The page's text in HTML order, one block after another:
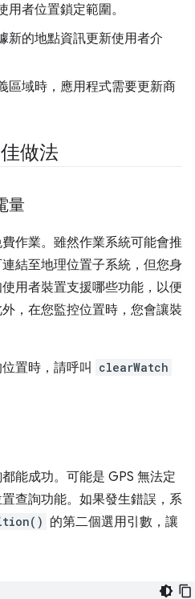
者位置鎖定範圍。
新的地點資訊更新使用者介
區域時，應用程式需要更新商
做法
量
作業。雖然作業系統可能會推
結至地理位置子系統，但您身
用者裝置支援哪些功能，以便
，在您監控位置時，您會讓裝
置時，請呼叫 clearWatch
能成功。可能是 GPS 無法定
查詢功能。如果發生錯誤，系
的第二個選用引數，讓